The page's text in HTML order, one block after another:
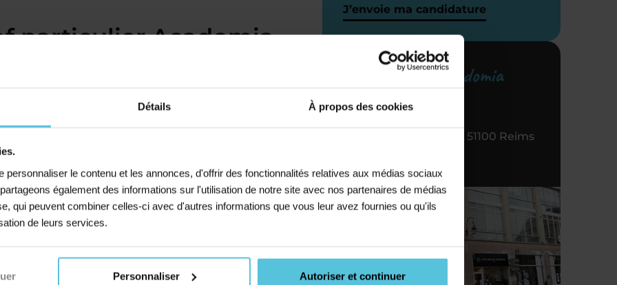
Détails À propos des cookies
personnaliser le contenu et les annonces, d'offrir des fonctionnalités relatives aux médias sociaux
également des informations sur l'utilisation de notre site avec nos partenaires de médias
qui peuvent combiner celles-ci avec d'autres informations que vous leur avez fournies ou qu'ils
de leurs services.
Personnaliser Autoriser et continuer
particulier Acadomia
que vous choisissez
fonction du nombre d’élèves que vous souhaitez
chargepar Acadomia (charges, cotisation retraite, etc.)
et une application mobile pour gérer vos cours
ou des stages de vacances en centre, ou même en
un autre emploi
comme professeur
J’envoie ma candidature
Votre centre Acadomia
référent
1 RUE de l'Arbalète, 51100 Reims
03 26 77 85 00